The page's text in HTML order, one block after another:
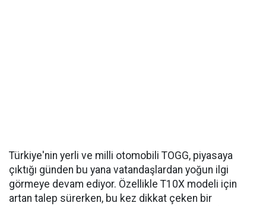
Türkiye'nin yerli ve milli otomobili TOGG, piyasaya
çıktığı günden bu yana vatandaşlardan yoğun ilgi
görmeye devam ediyor. Özellikle T10X modeli için
artan talep sürerken, bu kez dikkat çeken bir